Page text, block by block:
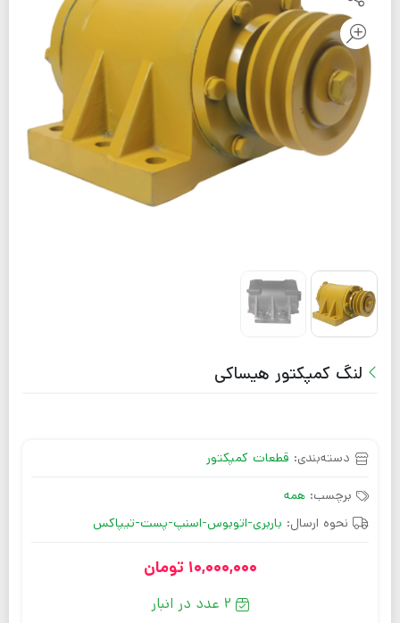
لنگ کمپکتور هیساکی
دسته‌بندی: قطعات کمپکتور
برچسب: همه
نحوه ارسال: باربری-اتوبوس-اسنپ-پست-تیپاکس
10,000,000 تومان
2 عدد در انبار